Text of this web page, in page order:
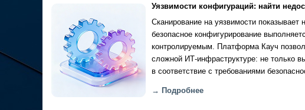
Уязвимости конфигураций: найти
Сканирование на уязвимости показывает
безопасное конфигурирование
контролируемым. Платформа Кауч
сложной ИТ-инфраструктуре: не только
в соответствие с требованиями
→ Подробнее